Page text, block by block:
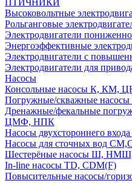
ПТИЧНИКИ
Высоковольтные
Рольганговые
Электродвигатели
Энергоэффективные
Электродвигатели с
Электродвигатели для
Насосы
Консольные насосы К, КМ,
Погружные/скважные
Дренажные/фекальные
ЦМФ, НПК
Насосы двухстороннего
Насосы для сточных вод
Шестерёные насосы Ш,
In-line насосы TD, CDM(F)
Повысительные насосы/